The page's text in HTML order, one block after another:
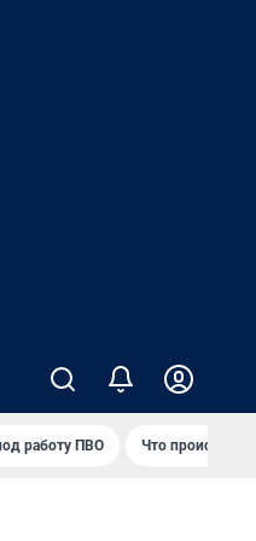
работу ПВО Что происходит